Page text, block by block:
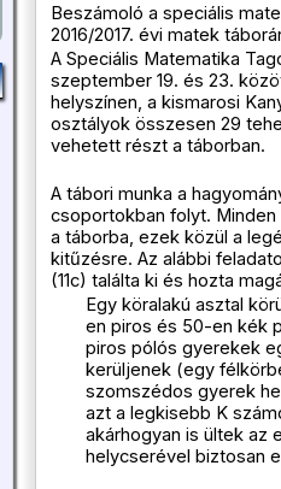
Beszámoló a speciális
2016/2017. évi matek
A Speciális Matematika
szeptember 19. és 23.
helyszínen, a kismarosi
osztályok összesen 29
vehetett részt a táborban.
A tábori munka a
csoportokban folyt.
a táborba, ezek közül a
kitűzésre. Az alábbi
(11c) találta ki és hozta
Egy köralakú asztal
en piros és 50-en kék
piros pólós gyerekek
kerüljenek (egy
szomszédos gyerek
azt a legkisebb K
akárhogyan is ültek az
helycserével biztosan